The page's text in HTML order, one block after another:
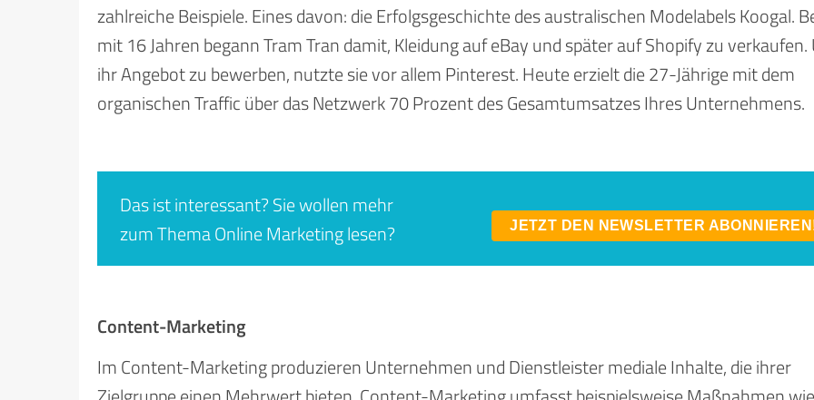
zahlreiche Beispiele. Eines davon: die Erfolgsgeschichte des australischen Modelabels Koogal.
mit 16 Jahren begann Tram Tran damit, Kleidung auf eBay und später auf Shopify zu verkaufen.
ihr Angebot zu bewerben, nutzte sie vor allem Pinterest. Heute erzielt die 27-Jährige mit dem
organischen Traffic über das Netzwerk 70 Prozent des Gesamtumsatzes Ihres Unternehmens.
Das ist interessant? Sie wollen mehr
zum Thema Online Marketing lesen?
JETZT DEN NEWSLETTER
Content-Marketing
Im Content-Marketing produzieren Unternehmen und Dienstleister mediale Inhalte, die ihrer